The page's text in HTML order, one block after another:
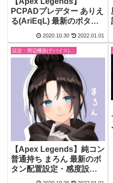
PCPADプレデター ありえ
る(AriEqL) 最新のボタン
っている周辺機器(デバイ
ス) まとめ【エーペックス
レジェンズ】
2020.10.30 2022.01.01
設定・周辺機器(デバイス)-エーペックスレジェンズ【Apex Legends】
【Apex Legends】純コン
普通持ち まろん 最新のボ
タン配置設定・感度設
定・使っている周辺機器